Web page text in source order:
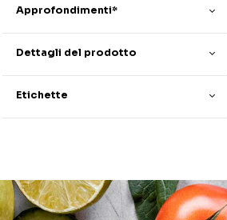
Approfondimenti*
Dettagli del prodotto
Etichette